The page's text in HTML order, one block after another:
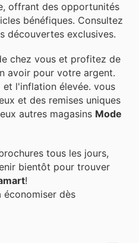
offrant des opportunités
bénéfiques. Consultez
découvertes exclusives.
chez vous et profitez de
avoir pour votre argent.
et l'inflation élevée. vous
et des remises uniques
autres magasins Mode
tous les jours,
bientôt pour trouver
!
économiser dès